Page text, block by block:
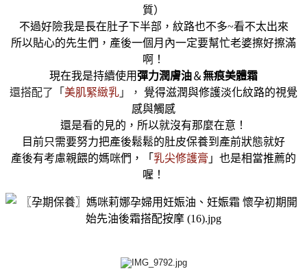
質）
不過好險我是長在肚子下半部，紋路也不多~看不太出來
所以貼心的先生們，產後一個月內一定要幫忙老婆擦好擦滿
啊！
現在我是持續使用 彈力潤膚油＆無痕美體霜
還搭配了「 美肌緊緻乳 」，
覺得滋潤與修護淡化紋路的視覺
感與觸感
還是看的見的，所以就沒有那麼在意！
目前只需要努力把產後鬆鬆的肚皮保養到產前狀態就好
產後有考慮親餵的媽咪們，「 乳尖修護膏 」也是相當推薦的
喔！